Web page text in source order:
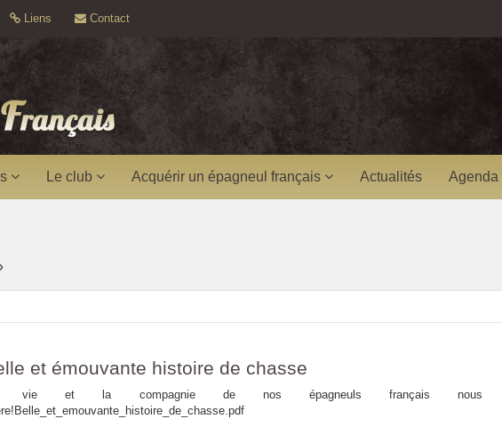
Liens Contact
Le club Acquérir un épagneul français Actualités Agenda
et émouvante histoire de chasse
vie et la compagnie de nos épagneuls français nous